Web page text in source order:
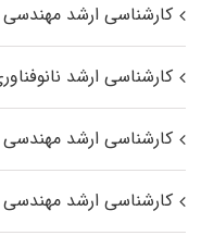
کارشناسی ارشد
کارشناسی ارشد
کارشناسی ارشد مهندسی
کارشناسی ارشد مهندسی